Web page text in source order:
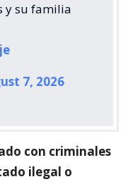
y su familia
7, 2026
con criminales
ilegal o